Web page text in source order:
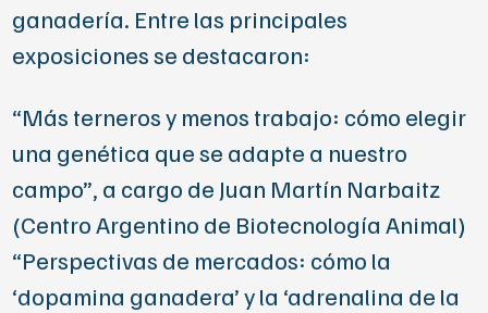
ganadería. Entre las principales
exposiciones se destacaron:
“Más terneros y menos trabajo: cómo elegir
una genética que se adapte a nuestro
campo”, a cargo de Juan Martín Narbaitz
(Centro Argentino de Biotecnología Animal)
“Perspectivas de mercados: cómo la
‘dopamina ganadera’ y la ‘adrenalina de la